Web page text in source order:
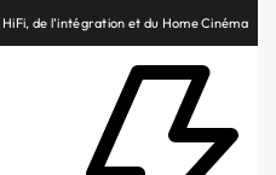
de l’intégration et du Home Cinéma